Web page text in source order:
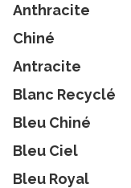
Anthracite
Chiné
Antracite
Blanc Recyclé
Bleu Chiné
Bleu Ciel
Bleu Royal